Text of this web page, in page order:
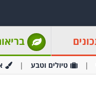
טיולים וטבע